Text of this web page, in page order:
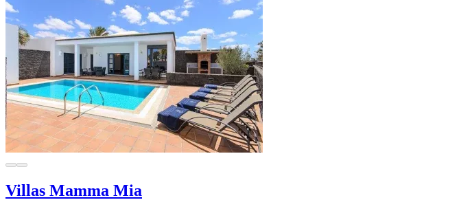
Villas Mamma Mia